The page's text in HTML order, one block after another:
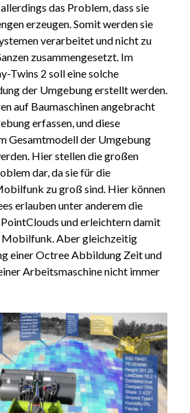
das Problem, dass sie
erzeugen. Somit werden sie
verarbeitet und nicht zu
zusammengesetzt. Im
Twins 2 soll eine solche
der Umgebung erstellt werden.
auf Baumaschinen angebracht
erfassen, und diese
Gesamtmodell der Umgebung
Hier stellen die großen
dar, da sie für die
zu groß sind. Hier können
erlauben unter anderem die
und erleichtern damit
Aber gleichzeitig
einer Octree Abbildung Zeit und
Arbeitsmaschine nicht immer